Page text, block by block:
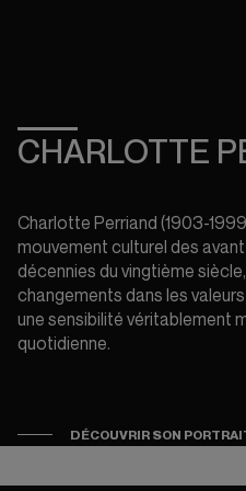
CHARLOTTE
Charlotte Perriand (1903-
mouvement culturel des
décennies du vingtième
changements dans les
une sensibilité véritablement
quotidienne.
DÉCOUVRIR SON